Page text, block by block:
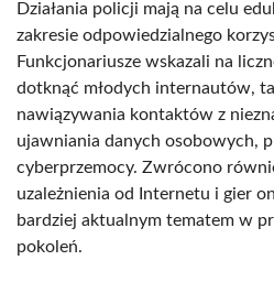
Działania policji mają na celu
zakresie odpowiedzialnego
Funkcjonariusze wskazali na
dotknąć młodych internautów,
nawiązywania kontaktów z
ujawniania danych osobowych,
cyberprzemocy. Zwrócono
uzależnienia od Internetu i gier
bardziej aktualnym tematem w
pokoleń.